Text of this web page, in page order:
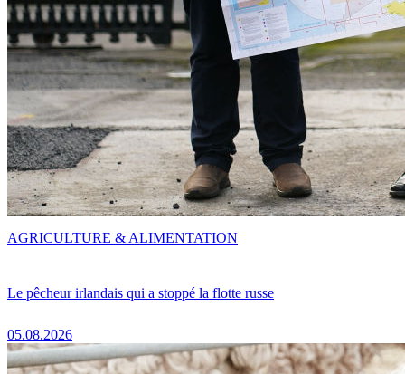
Le pêcheur irlandais qui a stoppé la flotte russe
05.08.2026
AGRICULTURE & ALIMENTATION